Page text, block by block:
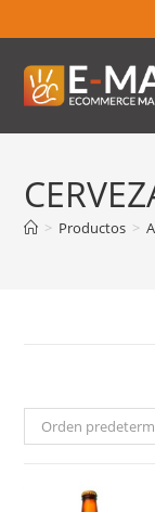
> Productos >
Orden